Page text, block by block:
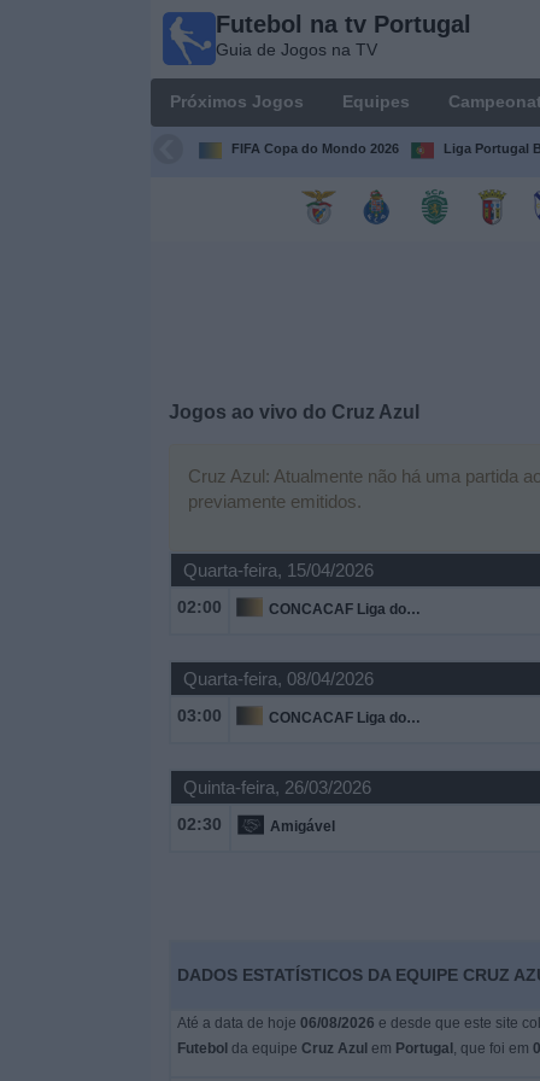
Futebol na tv Portugal
Guia de Jogos na TV
Próximos Jogos Equipes
FIFA Copa do Mondo 2026 Liga Portugal
Jogos ao vivo do Cruz Azul
Cruz Azul: Atualmente não há uma partida
previamente emitidos.
Quarta-feira, 15/04/2026
02:00 CONCACAF Liga dos Campeões
Quarta-feira, 08/04/2026
03:00 CONCACAF Liga dos Campeões
Quinta-feira, 26/03/2026
02:30 Amigável
DADOS ESTATÍSTICOS DA EQUIPE CRUZ
Até a data de hoje 06/08/2026 e desde que este site
Futebol da equipe Cruz Azul em Portugal , que foi em
Portugal
Jogos na TV